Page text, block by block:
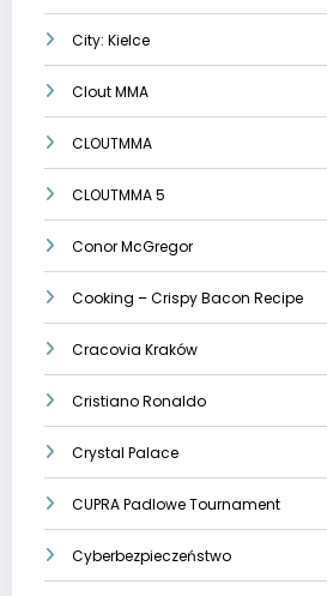
City: Kielce
Clout MMA
CLOUTMMA
CLOUTMMA 5
Conor McGregor
Cooking – Crispy Bacon Recipe
Cracovia Kraków
Cristiano Ronaldo
Crystal Palace
CUPRA Padlowe Tournament
Cyberbezpieczeństwo